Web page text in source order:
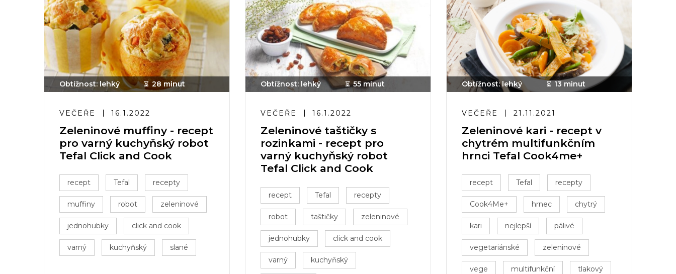
Obtížnost: lehký 28 minut
VEČEŘE 16.1.2022
Zeleninové muffiny - recept
pro varný kuchyňský robot
Tefal Click and Cook
recept Tefal recepty
muffiny robot zeleninové
jednohubky click and cook
varný kuchyňský slané
Obtížnost: lehký 55 minut
VEČEŘE 16.1.2022
Zeleninové taštičky s
rozinkami - recept pro
varný kuchyňský robot
Tefal Click and Cook
recept Tefal recepty
robot taštičky zeleninové
jednohubky click and cook
varný kuchyňský
Obtížnost: lehký 13 minut
VEČEŘE 21.11.2021
Zeleninové kari - recept v
chytrém multifunkčním
hrnci Tefal Cook4me+
recept Tefal recepty
Cook4Me+ hrnec chytrý
kari nejlepší pálivé
vegetariánské zeleninové
vege multifunkční tlakový